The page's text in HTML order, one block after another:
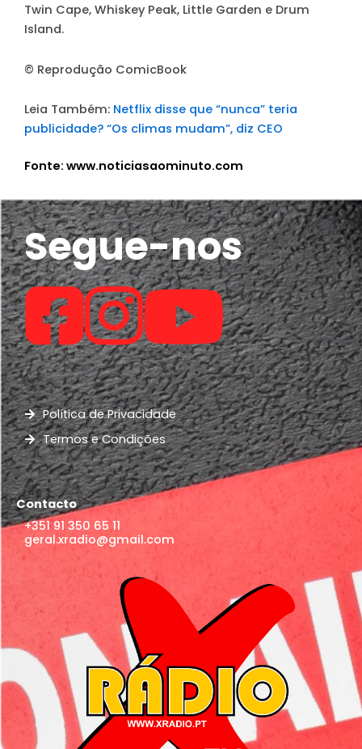
Twin Cape, Whiskey Peak, Little Garden e Drum
Island.
© Reprodução ComicBook
Leia Também: Netflix disse que “nunca” teria
publicidade? “Os climas mudam”, diz CEO
Fonte: www.noticiasaominuto.com
Segue-nos
Política de Privacidade
Termos e Condições
Contacto
+351 91 350 65 11
geral.xradio@gmail.com